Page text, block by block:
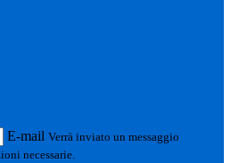
E-mail Verrà inviato un messaggio
necessarie.